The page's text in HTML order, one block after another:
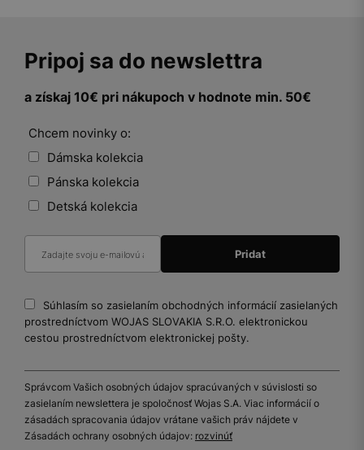
Pripoj sa do newslettra
a získaj 10€ pri nákupoch v hodnote min. 50€
Chcem novinky o:
Dámska kolekcia
Pánska kolekcia
Detská kolekcia
Súhlasím so zasielaním obchodných informácií zasielaných
prostredníctvom WOJAS SLOVAKIA S.R.O. elektronickou
cestou prostredníctvom elektronickej pošty.
Správcom Vašich osobných údajov spracúvaných v súvislosti so
zasielaním newslettera je spoločnosť Wojas S.A. Viac informácií o
zásadách spracovania údajov vrátane vašich práv nájdete v
Zásadách ochrany osobných údajov: rozvinúť